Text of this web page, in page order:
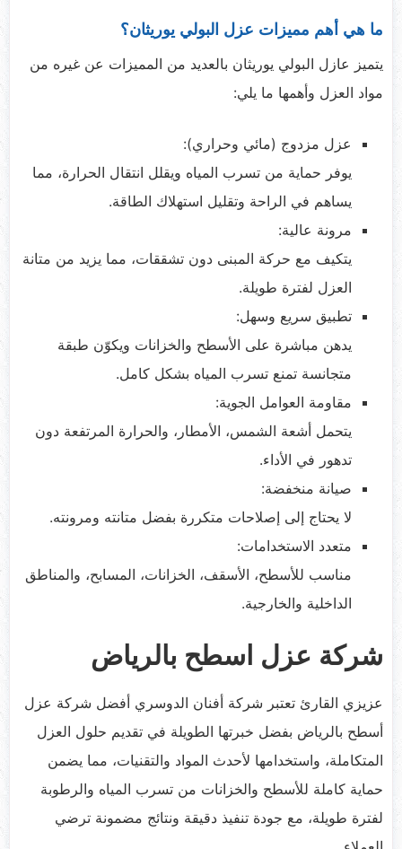
ما هي أهم مميزات عزل البولي يوريثان؟
يتميز عازل البولي يوريثان بالعديد من المميزات عن غيره من
مواد العزل وأهمها ما يلي:
عزل مزدوج (مائي وحراري):
يوفر حماية من تسرب المياه ويقلل انتقال الحرارة، مما
يساهم في الراحة وتقليل استهلاك الطاقة.
مرونة عالية:
يتكيف مع حركة المبنى دون تشققات، مما يزيد من متانة
العزل لفترة طويلة.
تطبيق سريع وسهل:
يدهن مباشرة على الأسطح والخزانات ويكوّن طبقة
متجانسة تمنع تسرب المياه بشكل كامل.
مقاومة العوامل الجوية:
يتحمل أشعة الشمس، الأمطار، والحرارة المرتفعة دون
تدهور في الأداء.
صيانة منخفضة:
لا يحتاج إلى إصلاحات متكررة بفضل متانته ومرونته.
متعدد الاستخدامات:
مناسب للأسطح، الأسقف، الخزانات، المسابح، والمناطق
الداخلية والخارجية.
شركة عزل اسطح بالرياض
عزيزي القارئ تعتبر شركة أفنان الدوسري أفضل شركة عزل
أسطح بالرياض بفضل خبرتها الطويلة في تقديم حلول العزل
المتكاملة، واستخدامها لأحدث المواد والتقنيات، مما يضمن
حماية كاملة للأسطح والخزانات من تسرب المياه والرطوبة
لفترة طويلة، مع جودة تنفيذ دقيقة ونتائج مضمونة ترضي